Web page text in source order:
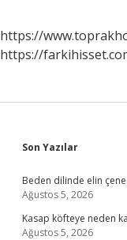
https://
https://
Sidebar
Son Yazılar
Beden dilinde elin
Ağustos 5, 2026
Kasap köfteye neden
Ağustos 5, 2026